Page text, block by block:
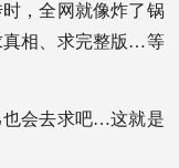
，全网就像炸了锅
真相、求完整版…等
也会去求吧…这就是